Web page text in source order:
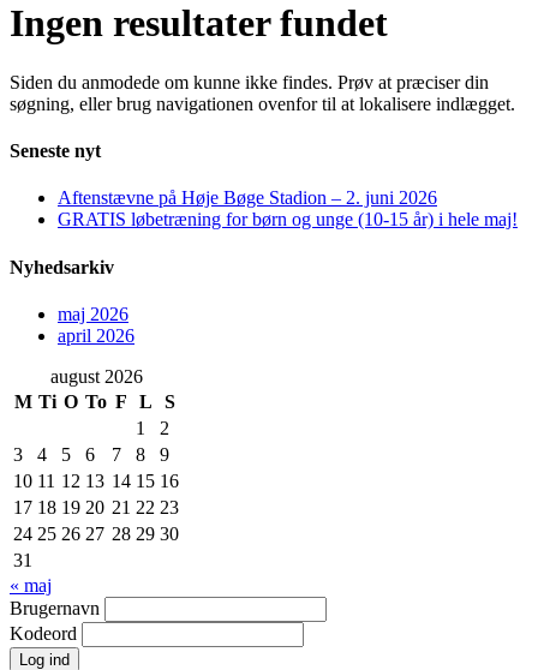
Ingen resultater fundet
Siden du anmodede om kunne ikke findes. Prøv at præciser din
søgning, eller brug navigationen ovenfor til at lokalisere indlægget.
Seneste nyt
Aftenstævne på Høje Bøge Stadion – 2. juni 2026
GRATIS løbetræning for børn og unge (10-15 år) i hele maj!
Nyhedsarkiv
maj 2026
april 2026
august 2026
M Ti O To F L
S
1
2
3
4 5 6 7 8
9
10 11 12 13 14 15 16
17 18 19 20 21 22 23
24 25 26 27 28 29 30
31
« maj
Brugernavn
Kodeord